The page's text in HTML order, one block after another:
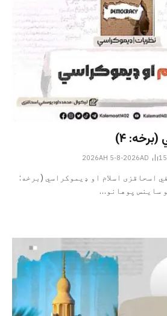
۴)
15
اسحاقزی اسلام او ډیموکراسي (برخه: